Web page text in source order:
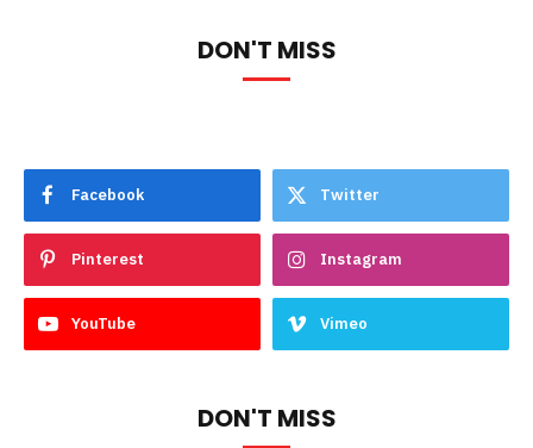
DON'T MISS
Facebook Twitter
Pinterest Instagram
YouTube Vimeo
DON'T MISS